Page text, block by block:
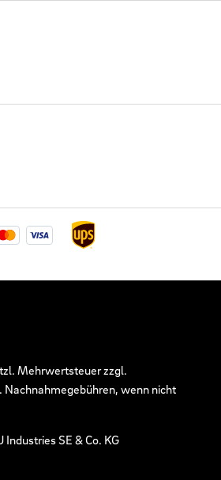
Mehrwertsteuer zzgl.
Nachnahmegebühren, wenn nicht
SE & Co. KG